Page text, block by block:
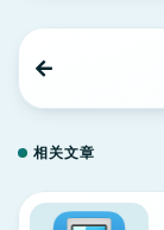
相关文章